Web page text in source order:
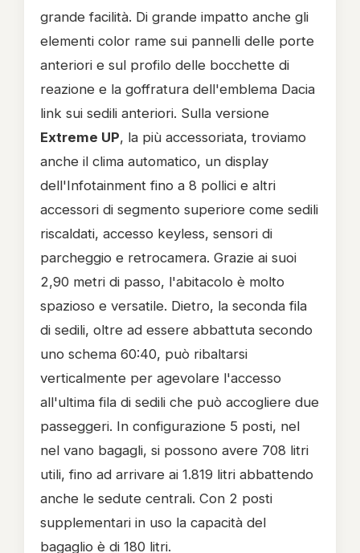
grande facilità. Di grande impatto anche gli
elementi color rame sui pannelli delle porte
anteriori e sul profilo delle bocchette di
reazione e la goffratura dell'emblema Dacia
link sui sedili anteriori. Sulla versione
Extreme UP, la più accessoriata, troviamo
anche il clima automatico, un display
dell'Infotainment fino a 8 pollici e altri
accessori di segmento superiore come sedili
riscaldati, accesso keyless, sensori di
parcheggio e retrocamera. Grazie ai suoi
2,90 metri di passo, l'abitacolo è molto
spazioso e versatile. Dietro, la seconda fila
di sedili, oltre ad essere abbattuta secondo
uno schema 60:40, può ribaltarsi
verticalmente per agevolare l'accesso
all'ultima fila di sedili che può accogliere due
passeggeri. In configurazione 5 posti, nel
nel vano bagagli, si possono avere 708 litri
utili, fino ad arrivare ai 1.819 litri abbattendo
anche le sedute centrali. Con 2 posti
supplementari in uso la capacità del
bagaglio è di 180 litri.